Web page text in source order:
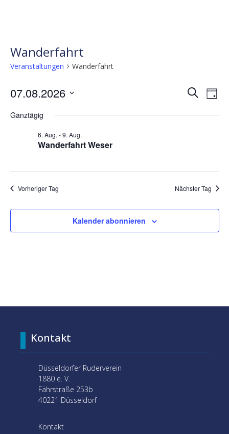
Wanderfahrt
Veranstaltungen Wanderfahrt
Veranstaltungen
7.
SucheTag
07.08.2026
wählen.
Ganztägig
Wanderfahrt Weser
6. Aug. -9. Aug.
Vorheriger Tag Nächster Tag
Kalender abonnieren
Kontakt
Düsseldorfer Ruderverein
1880 e. V.
Fährstraße 253b
40221 Düsseldorf
Kontakt